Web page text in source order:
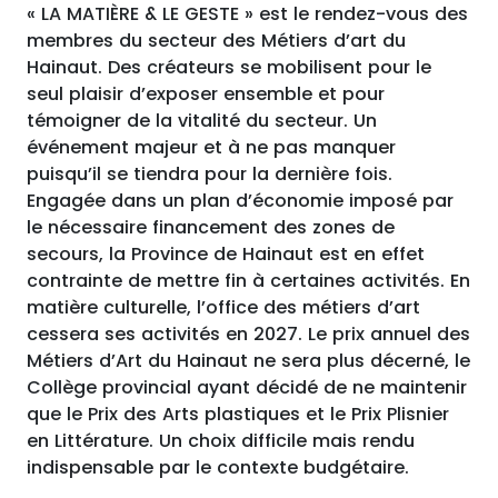
« LA MATIÈRE & LE GESTE » est le rendez-vous des
membres du secteur des Métiers d’art du
Hainaut. Des créateurs se mobilisent pour le
seul plaisir d’exposer ensemble et pour
témoigner de la vitalité du secteur. Un
événement majeur et à ne pas manquer
puisqu’il se tiendra pour la dernière fois.
Engagée dans un plan d’économie imposé par
le nécessaire financement des zones de
secours, la Province de Hainaut est en effet
contrainte de mettre fin à certaines activités. En
matière culturelle, l’office des métiers d’art
cessera ses activités en 2027. Le prix annuel des
Métiers d’Art du Hainaut ne sera plus décerné, le
Collège provincial ayant décidé de ne maintenir
que le Prix des Arts plastiques et le Prix Plisnier
en Littérature. Un choix difficile mais rendu
indispensable par le contexte budgétaire.